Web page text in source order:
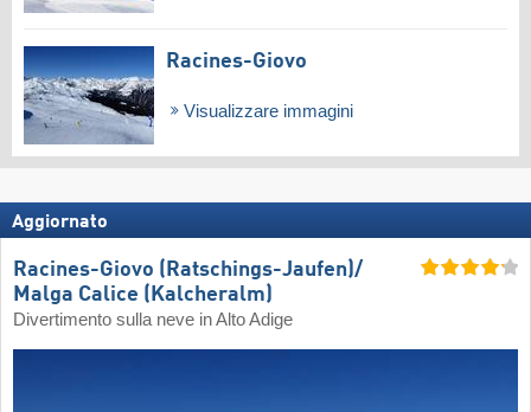
Racines-Giovo
Visualizzare immagini
Aggiornato
Racines-Giovo (Ratschings-Jaufen)/​
Malga Calice (Kalcheralm)
Divertimento sulla neve in Alto Adige